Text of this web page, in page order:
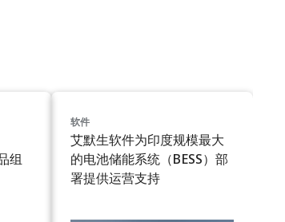
组
软件
艾默生软件为印度规模最大
的电池储能系统（BESS）部
署提供运营支持